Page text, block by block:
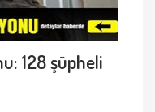
128 şüpheli